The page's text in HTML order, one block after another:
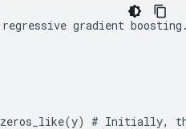
regressive gradient boosting
zeros_like(y) # Initially,